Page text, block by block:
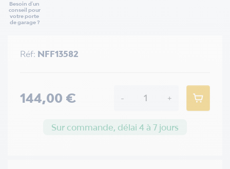
Besoin d'un
conseil pour
votre porte
de garage ?
Réf: NFF13582
144,00 € - +
Sur commande, délai 4 à 7 jours